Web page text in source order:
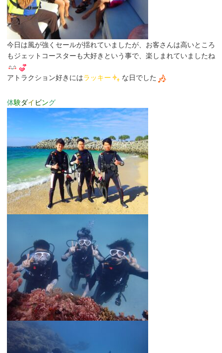
今日は風が強くセールが揺れていましたが、お客さんは高いところ
もジェットコースターも大好きという事で、楽しまれていましたね
アトラクション好きにはラッキー な日でした
体験ダイ ビング